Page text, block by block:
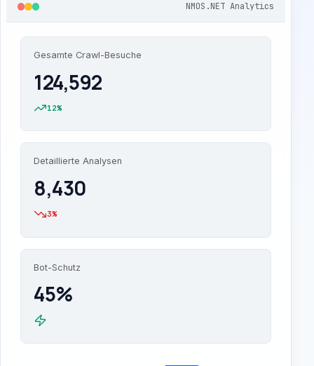
NMOS.NET Analytics
Gesamte Crawl-Besuche
124,592
12%
Detaillierte Analysen
8,430
3%
Bot-Schutz
45%